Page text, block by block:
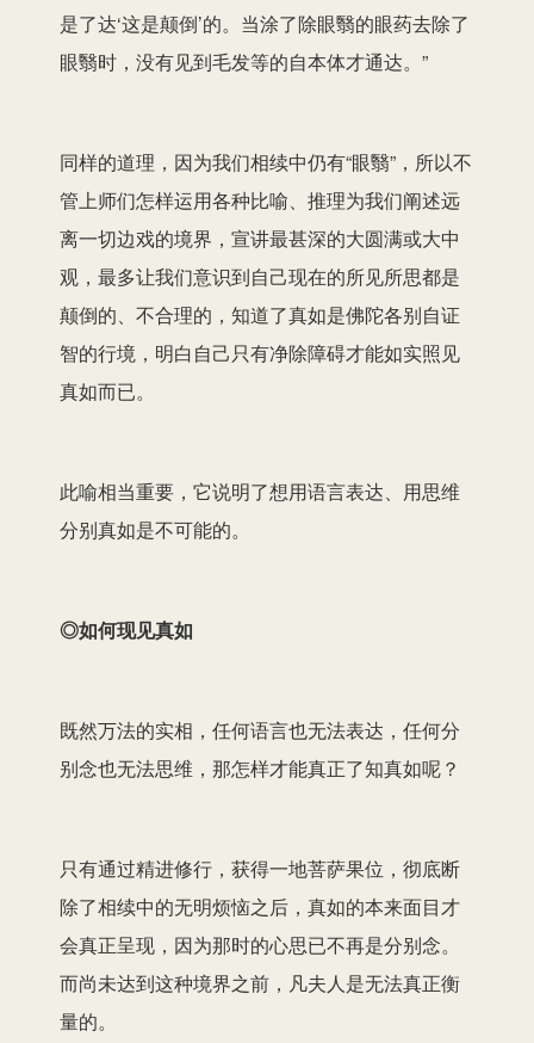
是了达‘这是颠倒’的。当涂了除眼翳的眼药去除了
眼翳时，没有见到毛发等的自本体才通达。”
同样的道理，因为我们相续中仍有“眼翳”，所以不
管上师们怎样运用各种比喻、推理为我们阐述远
离一切边戏的境界，宣讲最甚深的大圆满或大中
观，最多让我们意识到自己现在的所见所思都是
颠倒的、不合理的，知道了真如是佛陀各别自证
智的行境，明白自己只有净除障碍才能如实照见
真如而已。
此喻相当重要，它说明了想用语言表达、用思维
分别真如是不可能的。
◎如何现见真如
既然万法的实相，任何语言也无法表达，任何分
别念也无法思维，那怎样才能真正了知真如呢？
只有通过精进修行，获得一地菩萨果位，彻底断
除了相续中的无明烦恼之后，真如的本来面目才
会真正呈现，因为那时的心思已不再是分别念。
而尚未达到这种境界之前，凡夫人是无法真正衡
量的。